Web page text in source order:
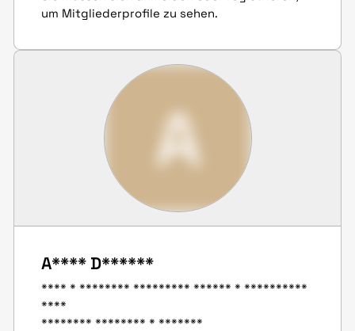
um Mitgliederprofile zu sehen.
A
A**** D******
**** * ******** ********* ****** * **********
****
******** ******** * *******